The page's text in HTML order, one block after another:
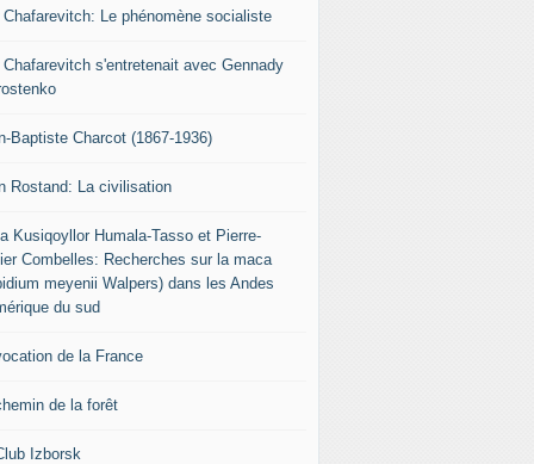
Chafarevitch: Le phénomène socialiste
Chafarevitch s'entretenait avec Gennady
Baptiste Charcot (1867-1936)
Rostand: La civilisation
Kusiqoyllor Humala-Tasso et Pierre-
Combelles: Recherches sur la maca
meyenii Walpers) dans les Andes
du sud
de la France
de la forêt
Izborsk